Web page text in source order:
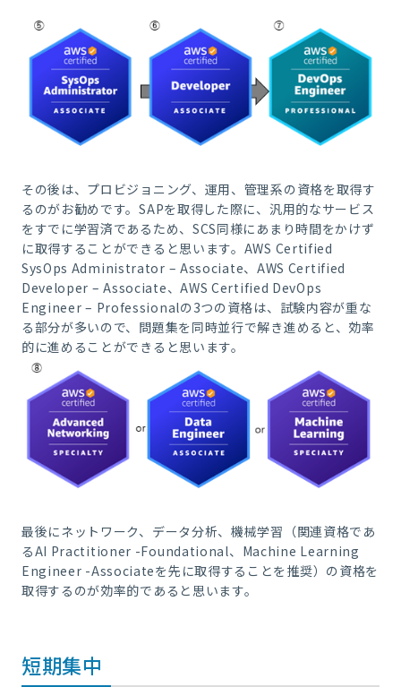
その後は、プロビジョニング、運用、管理系の資格を取得す
るのがお勧めです。SAPを取得した際に、汎用的なサービス
をすでに学習済であるため、SCS同様にあまり時間をかけず
に取得することができると思います。AWS Certified
SysOps Administrator – Associate、AWS Certified
Developer – Associate、AWS Certified DevOps
Engineer – Professionalの3つの資格は、試験内容が重な
る部分が多いので、問題集を同時並行で解き進めると、効率
的に進めることができると思います。
最後にネットワーク、データ分析、機械学習（関連資格であ
るAI Practitioner -Foundational、Machine Learning
Engineer -Associateを先に取得することを推奨）の資格を
取得するのが効率的であると思います。
短期集中